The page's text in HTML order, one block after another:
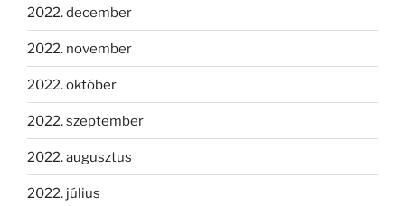
2022. december
2022. november
2022. október
2022. szeptember
2022. augusztus
2022. július